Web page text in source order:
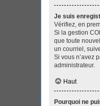
Je suis
Vérifiez, en
Si la gestion
que toute
un courriel,
Si vous n’avez
administrateur.
Haut
Pourquoi ne